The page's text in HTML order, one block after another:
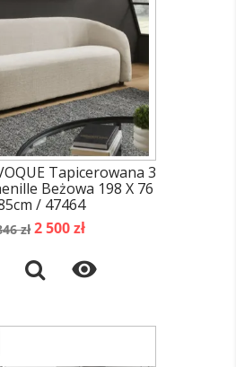
Tapicerowana 3
Beżowa 198 X 76
/ 47464
zł Cena
2 500 zł
